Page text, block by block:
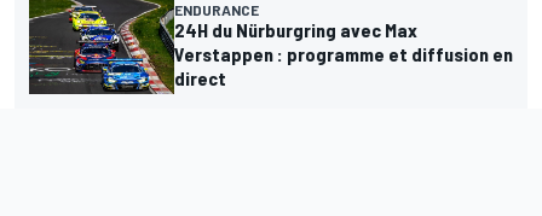
ENDURANCE
24H du Nürburgring avec Max
Verstappen : programme et diffusion en
direct